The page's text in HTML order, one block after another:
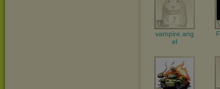
vampire.ang
el